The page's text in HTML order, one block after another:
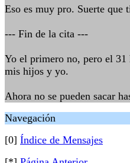
Eso es muy pro. Suerte que
--- Fin de la cita ---
Yo el primero no, pero el
mis hijos y yo.
Ahora no se pueden sacar
Navegación
[0] Índice de Mensajes